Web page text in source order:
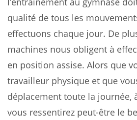
qualité de tous les
effectuons chaque jour. De
machines nous obligent à
en position assise. Alors que
travailleur physique et que
déplacement toute la journée,
vous ressentirez peut-être le